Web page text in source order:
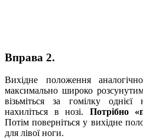
Вправа 2.
Вихідне положення
максимально широко
візьміться за гомілку
нахиліться в нозі. Потрібно
Потім поверніться у вихідне
для лівої ноги.